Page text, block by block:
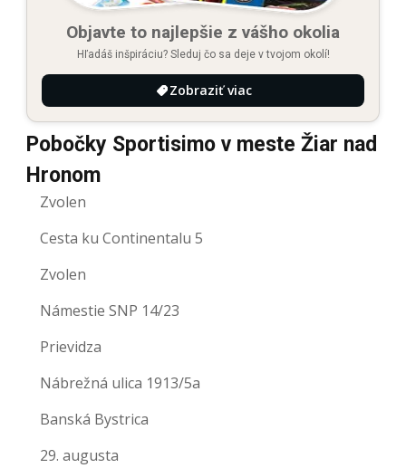
Objavte to najlepšie z vášho okolia
Hľadáš inšpiráciu? Sleduj čo sa deje v tvojom okolí!
Zobraziť viac
Pobočky Sportisimo v meste Žiar nad
Hronom
Zvolen
Cesta ku Continentalu 5
Zvolen
Námestie SNP 14/23
Prievidza
Nábrežná ulica 1913/5a
Banská Bystrica
29. augusta